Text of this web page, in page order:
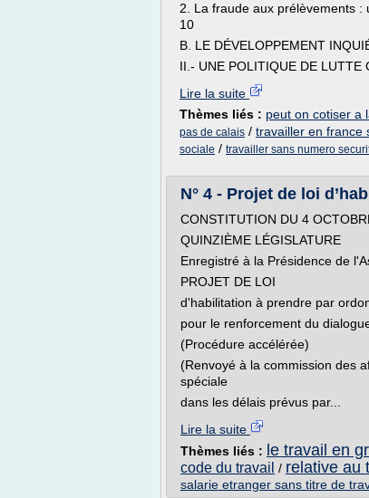
2. La fraude aux prélèvements
10
B. LE DÉVELOPPEMENT
II.- UNE POLITIQUE DE LUTTE
Lire la suite
Thèmes liés : peut on cotiser a
pas de calais / travailler en france
sociale / travailler sans numero
N° 4 - Projet de loi
CONSTITUTION DU 4
QUINZIÈME LÉGISLATURE
Enregistré à la Présidence de
PROJET DE LOI
d'habilitation à prendre par
pour le renforcement du
(Procédure accélérée)
(Renvoyé à la commission des
spéciale
dans les délais prévus par...
Lire la suite
Thèmes liés : le travail en
code du travail / relative au
salarie etranger sans titre de